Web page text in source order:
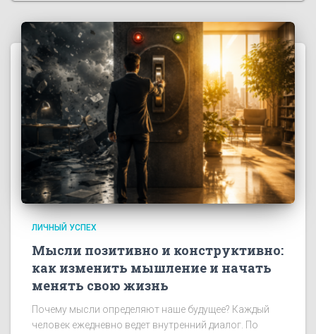
ЛИЧНЫЙ УСПЕХ
Мысли позитивно и конструктивно:
как изменить мышление и начать
менять свою жизнь
Почему мысли определяют наше будущее? Каждый
человек ежедневно ведет внутренний диалог. По